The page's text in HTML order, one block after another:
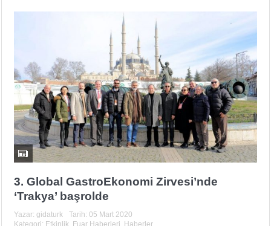
3. Global GastroEkonomi Zirvesi’nde
‘Trakya’ başrolde
Yazar: gidaturk Tarih: 05 Mart 2020
Kategori: Etkinlik, Fuar Haberleri, Haberler